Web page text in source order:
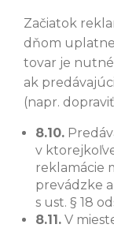
Začiatok
dňom
tovar je
ak
(napr.
8.10.
v
reklamácie
prevádzke
s ust. § 18
8.11. V